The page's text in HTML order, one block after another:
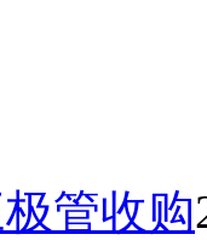
管收购